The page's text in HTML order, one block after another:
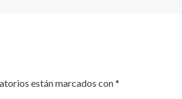
están marcados con*